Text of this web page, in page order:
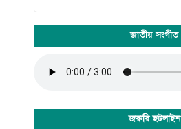
জাতীয় সংগীত
জরুরি হটলাইন